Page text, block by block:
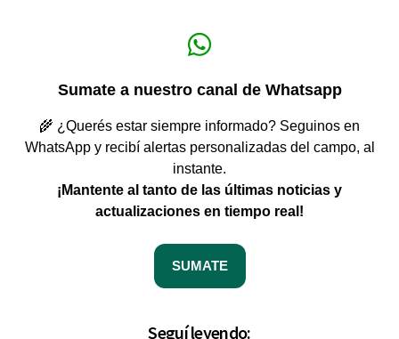
Sumate a nuestro canal de Whatsapp
🌾 ¿Querés estar siempre informado? Seguinos en
WhatsApp y recibí alertas personalizadas del campo, al
instante.
¡Mantente al tanto de las últimas noticias y
actualizaciones en tiempo real!
SUMATE
Seguí leyendo: